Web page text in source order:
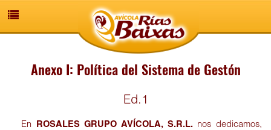
Anexo I: Política del Sistema de Gestón
Ed.1
En ROSALES GRUPO AVÍCOLA, S.R.L.nos dedicamos,